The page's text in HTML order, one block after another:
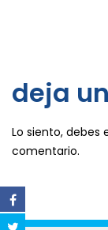
deja
Lo siento, debes
comentario.